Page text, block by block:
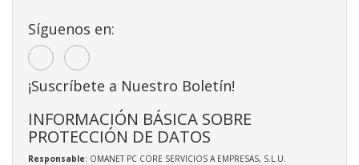
Síguenos en:
¡Suscríbete a Nuestro Boletín!
INFORMACIÓN BÁSICA SOBRE
PROTECCIÓN DE DATOS
Responsable: OMANET PC CORE SERVICIOS A EMPRESAS, S.L.U.